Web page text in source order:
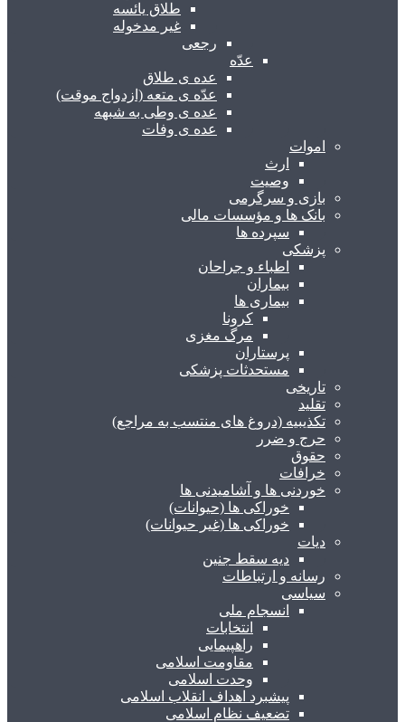
طلاق یائسه
غیر مدخوله
رجعی
عدّه
عده ی طلاق
عدّه ی متعه (ازدواج موقت)
عده ی وطی به شبهه
عده ی وفات
اموات
ارث
وصیت
بازی و سرگرمی
بانک ها و مؤسسات مالی
سپرده ها
پزشکی
اطباء و جراحان
بیماران
بیماری ها
کرونا
مرگ مغزی
پرستاران
مستحدثات پزشکی
تاریخی
تقلید
تکذیبیه (دروغ های منتسب به مراجع)
حرج و ضرر
حقوق
خرافات
خوردنی ها و آشامیدنی ها
خوراکی ها (حیوانات)
خوراکی ها (غیر حیوانات)
دیات
دیه سقط جنین
رسانه و ارتباطات
سیاسی
انسجام ملی
انتخابات
راهپیمایی
مقاومت اسلامی
وحدت اسلامی
پیشبرد اهداف انقلاب اسلامی
تضعیف نظام اسلامی